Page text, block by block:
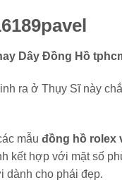
ra ở Thụy Sĩ này
mẫu đồng hồ rolex
kết hợp với mặt số
dành cho phái đẹp.